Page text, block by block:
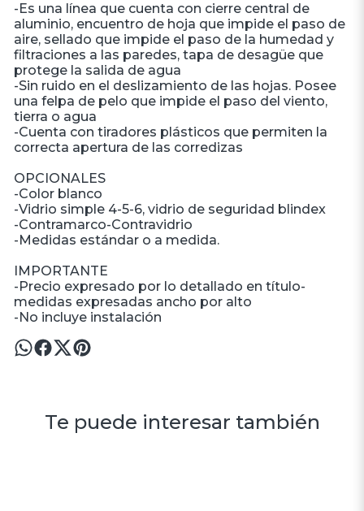
-Es una línea que cuenta con cierre central de
aluminio, encuentro de hoja que impide el paso de
aire, sellado que impide el paso de la humedad y
filtraciones a las paredes, tapa de desagüe que
protege la salida de agua
-Sin ruido en el deslizamiento de las hojas. Posee
una felpa de pelo que impide el paso del viento,
tierra o agua
-Cuenta con tiradores plásticos que permiten la
correcta apertura de las corredizas
OPCIONALES
-Color blanco
-Vidrio simple 4-5-6, vidrio de seguridad blindex
-Contramarco-Contravidrio
-Medidas estándar o a medida.
IMPORTANTE
-Precio expresado por lo detallado en título-
medidas expresadas ancho por alto
-No incluye instalación
Te puede interesar también